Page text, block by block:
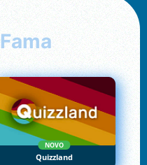
Fama
NOVO
Quizzland